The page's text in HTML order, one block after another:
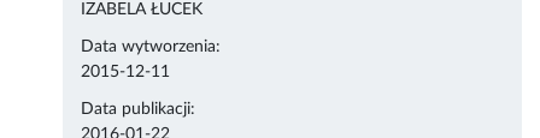
IZABELA ŁUCEK
Data wytworzenia:
2015-12-11
Data publikacji:
2016-01-22